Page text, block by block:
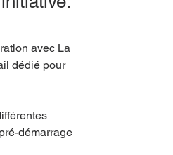
avec La
dédié pour
démarrage